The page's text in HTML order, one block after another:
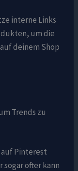
interne Links
um die
deinem Shop
Trends zu
Pinterest
sogar öfter kann